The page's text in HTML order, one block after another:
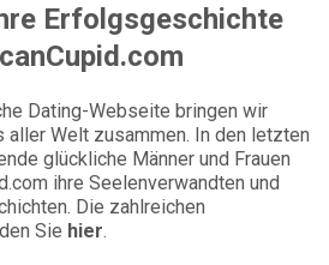
Erfolgsgeschichte
Dating-Webseite bringen wir
Welt zusammen. In den letzten
glückliche Männer und Frauen
ihre Seelenverwandten und
Die zahlreichen
Sie hier.